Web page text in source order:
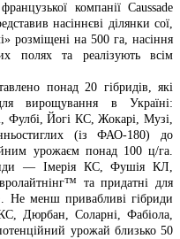
компанії Caussade
насіннєві ділянки сої,
розміщені на 500 га, насіння
полях та реалізують всім
понад 20 гібридів, які
вирощування в Україні:
Фулбі, Йогі КС, Жокарі, Музі,
(із ФАО-180) до
урожаєм понад 100 ц/га.
— Імерія КС, Фушія КЛ,
та придатні для
Не менш привабливі гібриди
Дюрбан, Соларні, Фабіола,
урожай близько 50